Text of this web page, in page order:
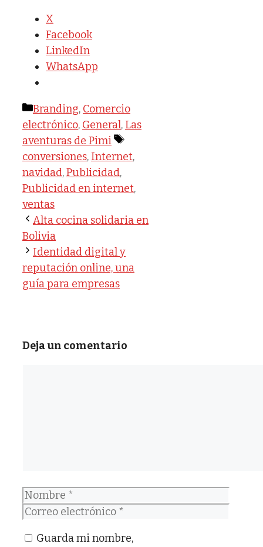
X
Facebook
LinkedIn
WhatsApp
Categorías
Branding, Comercio
electrónico, General, Las
aventuras de Pimi
Etiquetas
conversiones, Internet,
navidad,Publicidad,
Publicidad en internet,
ventas
Alta cocina solidaria en
Bolivia
Identidad digital y
reputación online, una
guía para empresas
Deja un comentario
Nombre
Correo
Guarda mi nombre,